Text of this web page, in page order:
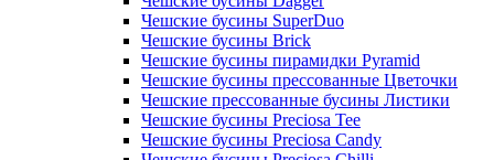
Чешские бусины SuperDuo
Чешские бусины Brick
Чешские бусины пирамидки Pyramid
Чешские бусины прессованные Цветочки
Чешские прессованные бусины Листики
Чешские бусины Preciosa Tee
Чешские бусины Preciosa Candy